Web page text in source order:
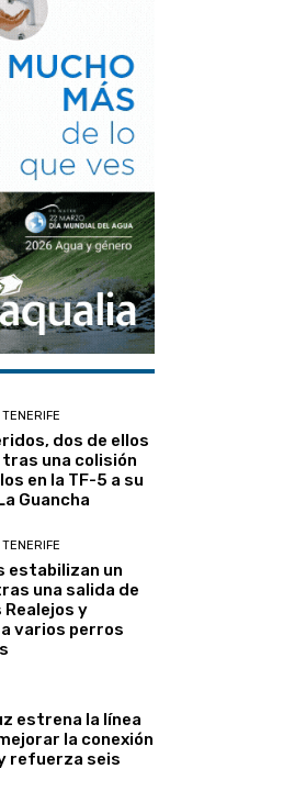
dos de ellos
una colisión
en la TF-5 a su
Guancha
estabilizan un
una salida de
Realejos y
varios perros
estrena la línea
la conexión
refuerza seis